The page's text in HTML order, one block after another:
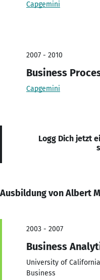
Capgemini
2007 - 2010
Business
Capgemini
Logg Dich jetzt
Ausbildung von Albert
2003 - 2007
Business
University of
Business